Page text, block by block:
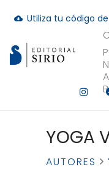
cloud_download Utiliza tu código
hay resultados
YOGA
AUTORES